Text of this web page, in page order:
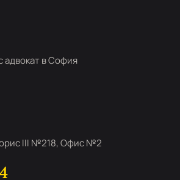
адвокат в София
III №218, Офис №2